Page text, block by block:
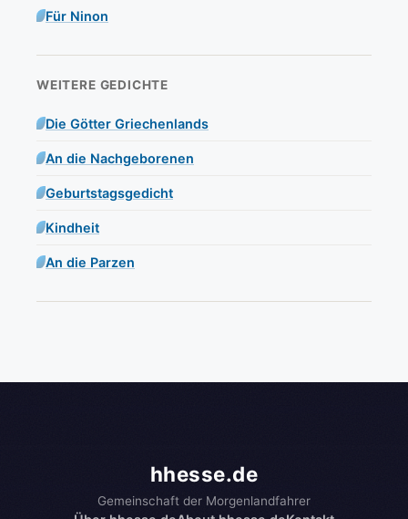
Für Ninon
WEITERE GEDICHTE
Die Götter Griechenlands
An die Nachgeborenen
Geburtstagsgedicht
Kindheit
An die Parzen
hhesse.de
Gemeinschaft der Morgenlandfahrer